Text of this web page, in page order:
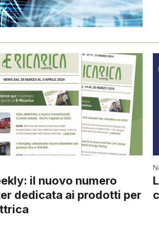
il nuovo numero
dedicata ai prodotti per